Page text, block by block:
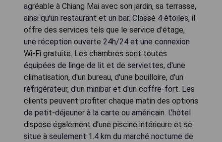
agréable à Chiang Mai avec son jardin, sa terrasse,
ainsi qu'un restaurant et un bar. Classé 4 étoiles, il
offre des services tels que le service d'étage,
une réception ouverte 24h/24 et une connexion
Wi-Fi gratuite. Les chambres sont toutes
équipées de linge de lit et de serviettes, d'une
climatisation, d'un bureau, d'une bouilloire, d'un
réfrigérateur, d'un minibar et d'un coffre-fort. Les
clients peuvent profiter chaque matin des options
de petit-déjeuner à la carte ou américain. L'hôtel
dispose également d'une piscine intérieure et se
situe à seulement 1.4 km du marché nocturne de